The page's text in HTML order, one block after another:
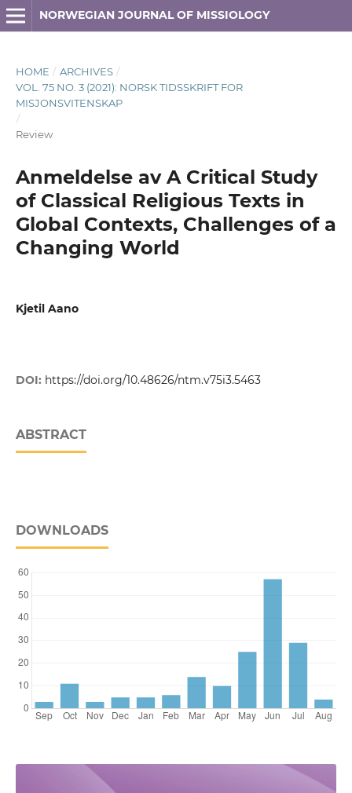
NORWEGIAN JOURNAL OF MISSIOLOGY
HOME / ARCHIVES /
VOL. 75 NO. 3 (2021): NORSK TIDSSKRIFT FOR
MISJONSVITENSKAP
/
Review
Anmeldelse av A Critical Study
of Classical Religious Texts in
Global Contexts, Challenges of a
Changing World
Kjetil Aano
DOI: https://doi.org/10.48626/ntm.v75i3.5463
ABSTRACT
DOWNLOADS